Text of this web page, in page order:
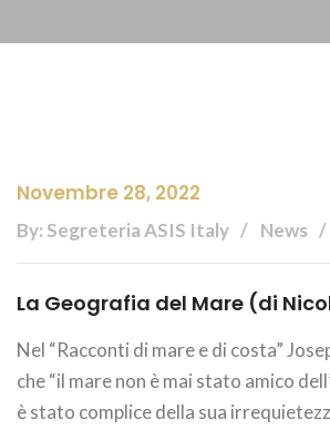
Novembre 28, 2022
By: Segreteria ASIS Italy News
La Geografia del Mare (di
Nel “Racconti di mare e di costa”
che “il mare non è mai stato amico
è stato complice della sua